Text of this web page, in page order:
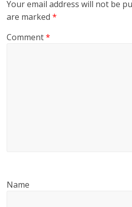
Your email address will not be
are marked*
Comment*
Name